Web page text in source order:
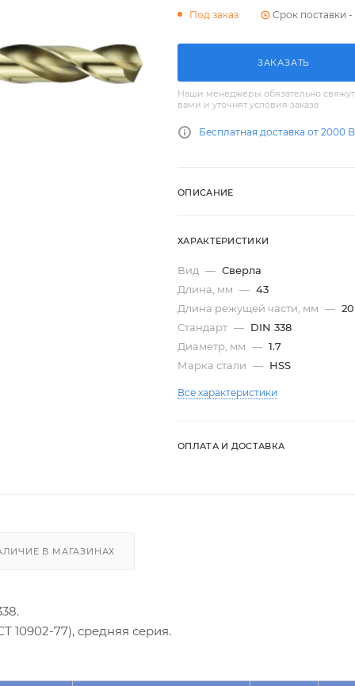
Под заказ Срок поставки -
ЗАКАЗАТЬ
Наши менеджеры обязательно
вами и уточнят условия заказа
Бесплатная доставка от 2000
ОПИСАНИЕ
ХАРАКТЕРИСТИКИ
Вид — Сверла
Длина, мм — 43
Длина режущей части, мм — 20
Стандарт — DIN 338
Диаметр, мм — 1.7
Марка стали — HSS
Все характеристики
ОПЛАТА И ДОСТАВКА
В МАГАЗИНАХ
10902-77), средняя серия.